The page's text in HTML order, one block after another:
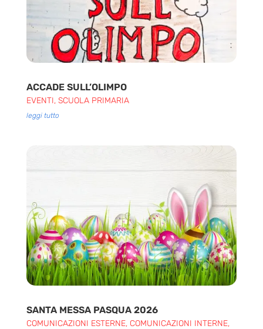
ACCADE SULL’OLIMPO
EVENTI, SCUOLA PRIMARIA
leggi tutto
SANTA MESSA PASQUA 2026
COMUNICAZIONI ESTERNE, COMUNICAZIONI INTERNE,